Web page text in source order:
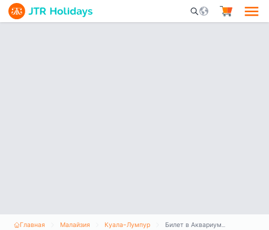
Mobile Search
Главная Малайзия Куала-Лумпур Билет в Аквариум KLCC